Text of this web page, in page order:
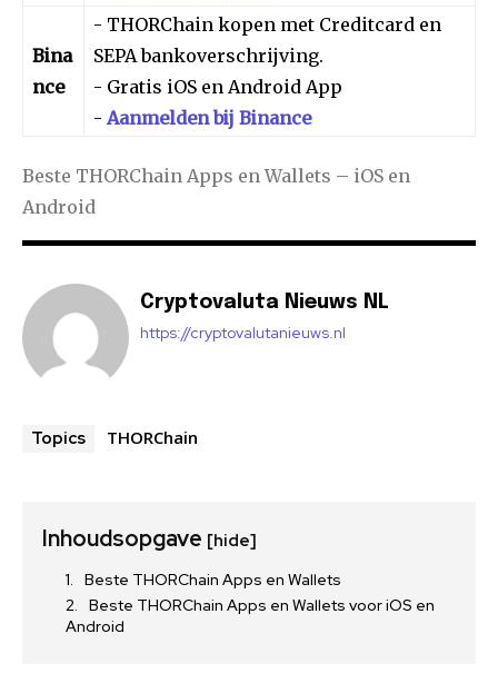
Bina
nce
- THORChain kopen met Creditcard en
SEPA bankoverschrijving.
- Gratis iOS en Android App
- Aanmelden bij Binance
Beste THORChain Apps en Wallets – iOS en
Android
Cryptovaluta Nieuws NL
https://cryptovalutanieuws.nl
Topics THORChain
Inhoudsopgave [hide]
Beste THORChain Apps en Wallets
Beste THORChain Apps en Wallets voor iOS en
Android